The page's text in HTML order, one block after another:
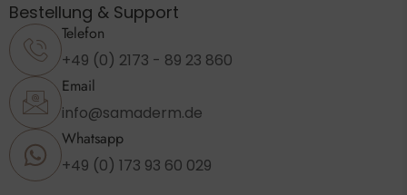
Bestellung & Support
Telefon
+49 (0) 2173 - 89 23 860
Email
info@samaderm.de
Whatsapp
+49 (0) 173 93 60 029